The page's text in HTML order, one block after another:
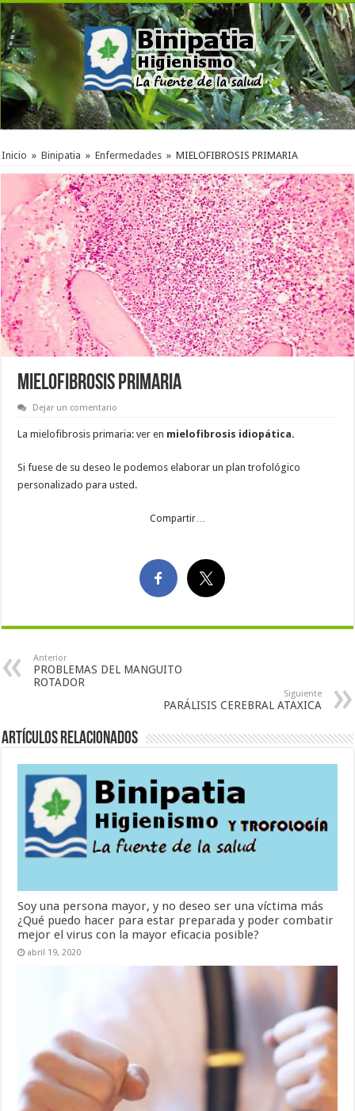
Inicio » Binipatia » Enfermedades » MIELOFIBROSIS PRIMARIA
MIELOFIBROSIS PRIMARIA
Dejar un comentario
La mielofibrosis primaria: ver en mielofibrosis idiopática.
Si fuese de su deseo le podemos elaborar un plan trofológico
personalizado para usted.
Compartir…
Anterior
PROBLEMAS DEL MANGUITO
ROTADOR
Siguiente
PARÁLISIS CEREBRAL ATAXICA
Artículos Relacionados
Soy una persona mayor, y no deseo ser una víctima más
¿Qué puedo hacer para estar preparada y poder combatir
mejor el virus con la mayor eficacia posible?
abril 19, 2020